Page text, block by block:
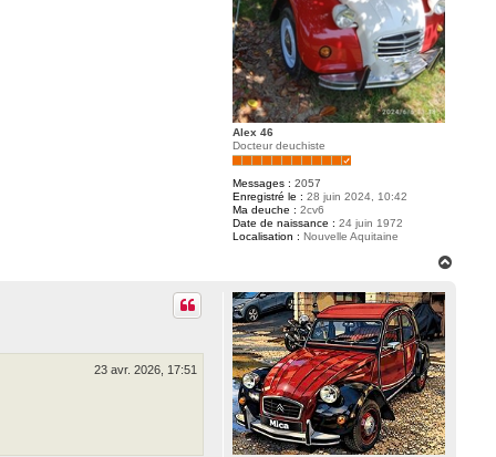
Alex 46
Docteur deuchiste
Messages : 2057
Enregistré le : 28 juin 2024, 10:42
Ma deuche : 2cv6
Date de naissance : 24 juin 1972
Localisation : Nouvelle Aquitaine
23 avr. 2026, 17:51